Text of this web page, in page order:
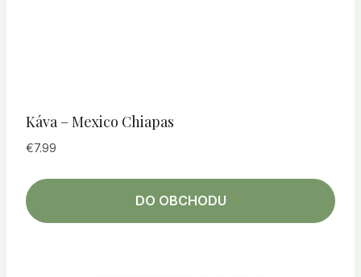
Káva – Mexico Chiapas
€7.99
DO OBCHODU